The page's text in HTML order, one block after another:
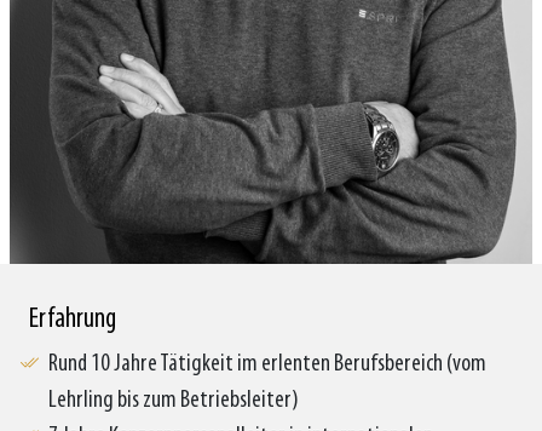
Erfahrung
Rund 10 Jahre Tätigkeit im erlenten Berufsbereich (vom
Lehrling bis zum Betriebsleiter)